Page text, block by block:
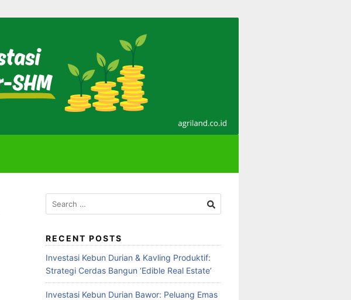
Search
for:
RECENT POSTS
Investasi Kebun Durian & Kavling Produktif:
Strategi Cerdas Bangun ‘Edible Real Estate’
Investasi Kebun Durian Bawor: Peluang Emas